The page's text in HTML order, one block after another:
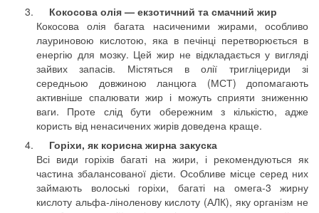
Кокосова олія — екзотичний та смачний жир
Кокосова олія багата насиченими жирами, особливо
лауриновою кислотою, яка в печінці перетворюється в
енергію для мозку. Цей жир не відкладається у вигляді
зайвих запасів. Містяться в олії тригліцериди зі
середньою довжиною ланцюга (МСТ) допомагають
активніше спалювати жир і можуть сприяти зниженню
ваги. Проте слід бути обережним з кількістю, адже
користь від ненасичених жирів доведена краще.
Горіхи, як корисна жирна закуска
Всі види горіхів багаті на жири, і рекомендуються як
частина збалансованої дієти. Особливе місце серед них
займають волоські горіхи, багаті на омега-3 жирну
кислоту альфа-ліноленову кислоту (АЛК), яку організм не